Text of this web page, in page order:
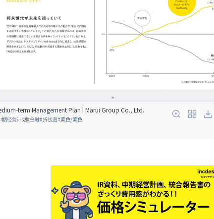
term Management Plan | Marui Group Co., Ltd.
期经营计划#金融#折线图#黄色/黄色